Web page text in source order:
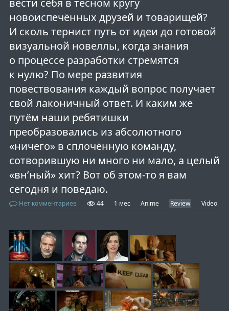
вести себя в тесном кругу
новоиспечённых друзей и товарищей?
И сколь тернист путь от идеи до готовой
визуальной новеллы, когда знания
о процессе разработки стремятся
к нулю? По мере развития
повествования каждый вопрос получает
свой лаконичный ответ. И каким же
путём наши ребятишки
преобразовались из абсолютного
«ничего» в сплочённую команду,
сотворившую ни много ни мало, а целый
«вн’ный» хит? Вот об этом-то я вам
сегодня и поведаю.
Нет комментариев 44 1 мес Anime Review Video